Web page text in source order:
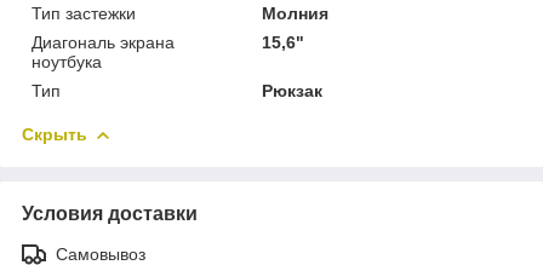
Тип застежки
Молния
Диагональ экрана
ноутбука
15,6"
Тип Рюкзак
Скрыть
Условия доставки
Самовывоз